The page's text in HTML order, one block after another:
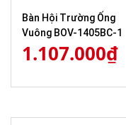
Bàn Hội Trường Ống
Vuông BOV-1405BC-1
1.107.000₫